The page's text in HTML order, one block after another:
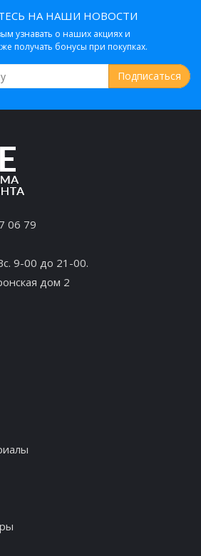
НА НАШИ НОВОСТИ
узнавать о наших акциях и
получать бонусы при покупках.
06 79
9-00 до 21-00.
дом 2